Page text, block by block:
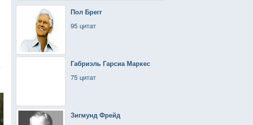
Пол Брегг
95 цитат
Габриэль Гарсиа Маркес
75 цитат
Зигмунд Фрейд